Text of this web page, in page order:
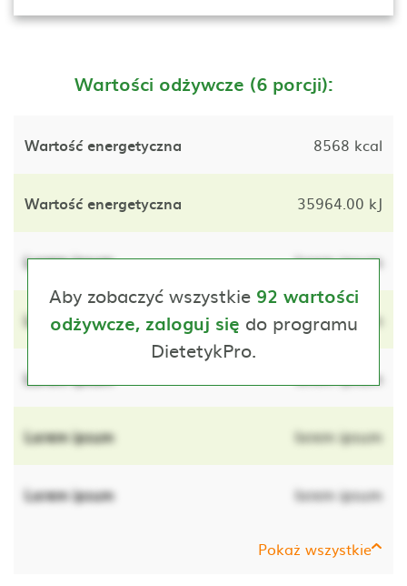
Wartości odżywcze (6 porcji):
Wartość energetyczna 8568 kcal
Wartość energetyczna 35964.00 kJ
Lorem ipsum lorem ipsum
Lorem ipsum lorem ipsum
Lorem ipsum lorem ipsum
Lorem ipsum lorem ipsum
Lorem ipsum lorem ipsum
Pokaż wszystkie
Aby zobaczyć wszystkie 92 wartości
odżywcze, zaloguj się do programu
DietetykPro.